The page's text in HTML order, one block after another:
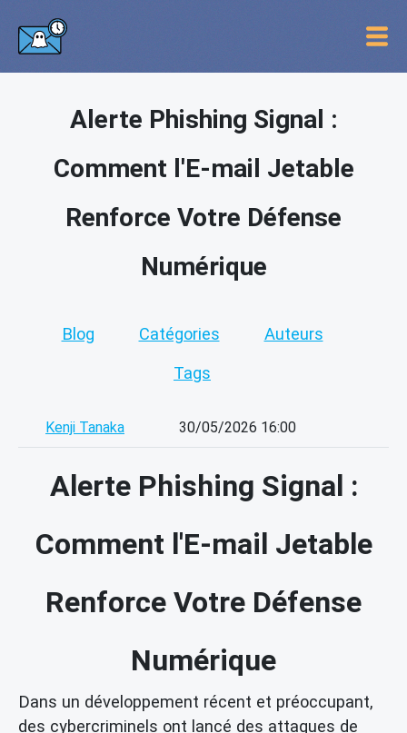
Alerte Phishing Signal :
Comment l'E-mail Jetable
Renforce Votre Défense
Numérique
Blog Catégories Auteurs
Tags
Kenji Tanaka 30/05/2026 16:00
Alerte Phishing Signal :
Comment l'E-mail Jetable
Renforce Votre Défense
Numérique
Dans un développement récent et préoccupant,
des cybercriminels ont lancé des attaques de